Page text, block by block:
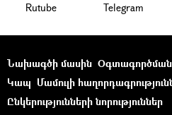
Rutube Telegram
Նախագծի մասին Օգտագործման
Կապ Մամուլի
Ընկերությունների նորություններ